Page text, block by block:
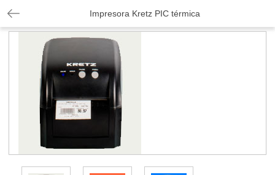
Impresora Kretz PIC térmica